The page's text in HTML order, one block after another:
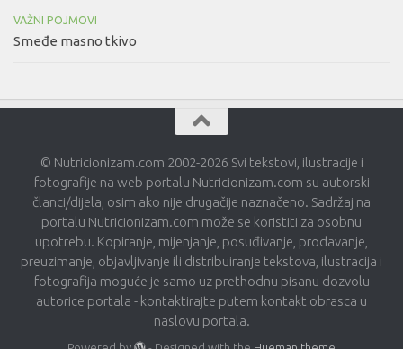
VAŽNI POJMOVI
Smeđe masno tkivo
© Nutricionizam.com 2002-2026 Svi tekstovi, ilustracije i
fotografije na web portalu Nutricionizam.com su autorski
članci/dijela, osim ako nije drugačije naznačeno. Sadržaj na
portalu Nutricionizam.com može se koristiti za osobnu
upotrebu. Kopiranje, mijenjanje, posuđivanje, prodavanje,
preuzimanje, objavljivanje ili distribuiranje tekstova, ilustracija i
fotografija moguće je samo uz prethodnu pisanu dozvolu
autorice portala - kontaktirajte putem kontakt obrasca u
naslovu portala.